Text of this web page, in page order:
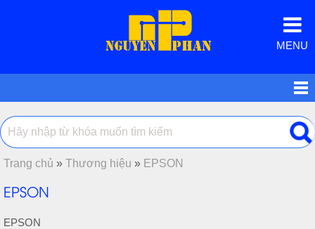
MENU
Trang chủ » Thương hiệu » EPSON
EPSON
EPSON